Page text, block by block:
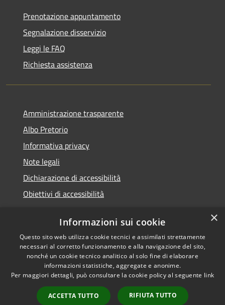
Prenotazione appuntamento
Segnalazione disservizio
Leggi le FAQ
Richiesta assistenza
Amministrazione trasparente
Albo Pretorio
Informativa privacy
Note legali
Dichiarazione di accessibilità
Obiettivi di accessibilità
RSS
Accessibilità
Cookie
Mappa del sito
Comune convenzionato
Astigov
Progetto|Convenzione|
Adesioni
×
Informazioni sui cookie
Questo sito web utilizza cookie tecnici e assimilati strettamente
necessari al corretto funzionamento e alla navigazione del sito,
nonché un cookie tecnico analitico al solo fine di elaborare
informazioni statistiche, aggregate e anonime.
Per maggiori dettagli, può consultare la cookie policy al seguente link
ACCETTA TUTTO RIFIUTA TUTTO